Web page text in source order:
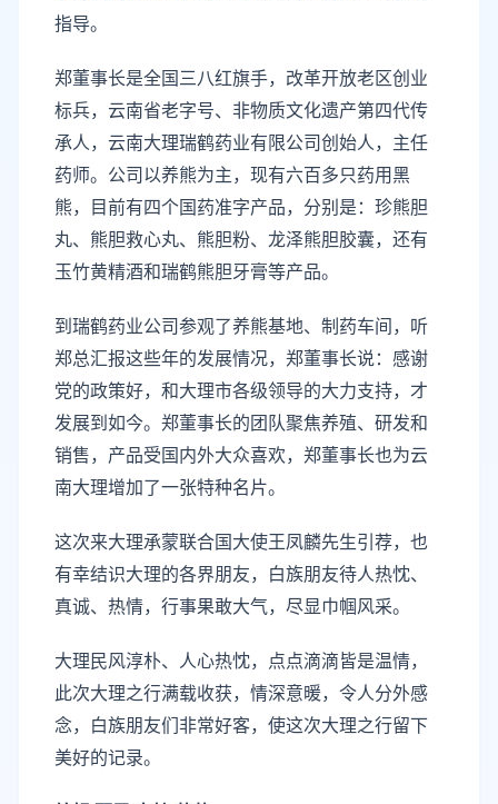
指导。
郑董事长是全国三八红旗手，改革开放老区创业
标兵，云南省老字号、非物质文化遗产第四代传
承人，云南大理瑞鹤药业有限公司创始人，主任
药师。公司以养熊为主，现有六百多只药用黑
熊，目前有四个国药准字产品，分别是：珍熊胆
丸、熊胆救心丸、熊胆粉、龙泽熊胆胶囊，还有
玉竹黄精酒和瑞鹤熊胆牙膏等产品。
到瑞鹤药业公司参观了养熊基地、制药车间，听
郑总汇报这些年的发展情况，郑董事长说：感谢
党的政策好，和大理市各级领导的大力支持，才
发展到如今。郑董事长的团队聚焦养殖、研发和
销售，产品受国内外大众喜欢，郑董事长也为云
南大理增加了一张特种名片。
这次来大理承蒙联合国大使王凤麟先生引荐，也
有幸结识大理的各界朋友，白族朋友待人热忱、
真诚、热情，行事果敢大气，尽显巾帼风采。
大理民风淳朴、人心热忱，点点滴滴皆是温情，
此次大理之行满载收获，情深意暖，令人分外感
念，白族朋友们非常好客，使这次大理之行留下
美好的记录。